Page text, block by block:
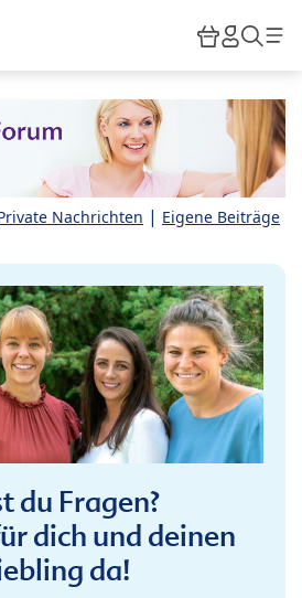
HiPP
Nachrichten | Eigene Beiträge
du Fragen?
dich und deinen
da!